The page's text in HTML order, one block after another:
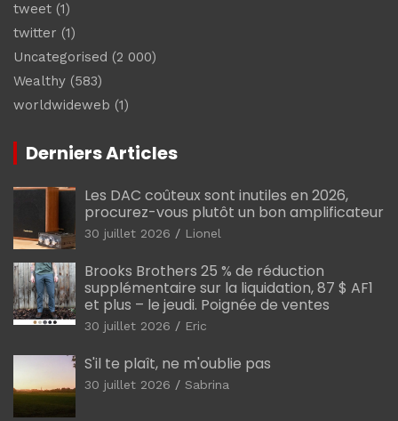
tweet (1)
twitter (1)
Uncategorised (2 000)
Wealthy (583)
worldwideweb (1)
Derniers Articles
Les DAC coûteux sont inutiles en 2026,
procurez-vous plutôt un bon amplificateur
30 juillet 2026 Lionel
Brooks Brothers 25 % de réduction
supplémentaire sur la liquidation, 87 $ AF1
et plus – le jeudi. Poignée de ventes
30 juillet 2026 Eric
S'il te plaît, ne m'oublie pas
30 juillet 2026 Sabrina